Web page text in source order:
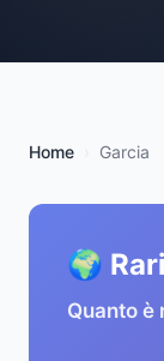
Home Garcia
🌍
Quanto è